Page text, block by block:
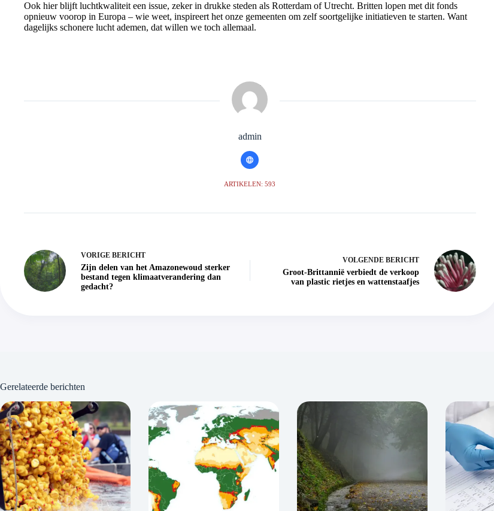
Ook hier blijft luchtkwaliteit een issue, zeker in drukke steden als Rotterdam of Utrecht. Britten lopen met dit fonds
opnieuw voorop in Europa – wie weet, inspireert het onze gemeenten om zelf soortgelijke initiatieven te starten. Want
dagelijks schonere lucht ademen, dat willen we toch allemaal.
admin
ARTIKELEN: 593
VORIGE BERICHT
Zijn delen van het Amazonewoud sterker
bestand tegen klimaatverandering dan
gedacht?
VOLGENDE BERICHT
Groot-Brittannië verbiedt de verkoop
van plastic rietjes en wattenstaafjes
Gerelateerde berichten